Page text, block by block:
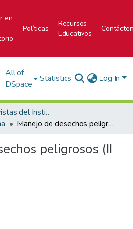
en
Políticas
Recursos
Educativos
All of
DSpace
Statistics Log In
Portal de Revistas del Instituto Tecnológico de Costa Rica
Manejo de desechos peligrosos (II fase)
peligrosos (II